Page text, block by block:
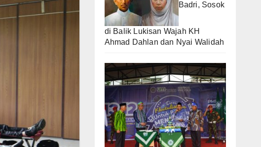
Badri, Sosok
di Balik Lukisan Wajah KH
Ahmad Dahlan dan Nyai Walidah